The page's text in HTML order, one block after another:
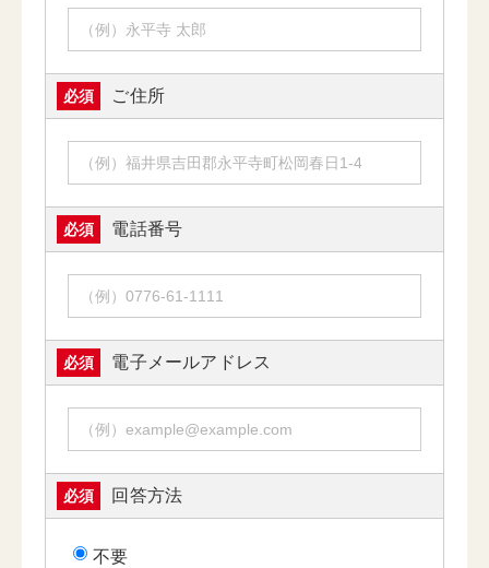
必須 ご住所
必須 電話番号
必須 電子メールアドレス
必須 回答方法
不要